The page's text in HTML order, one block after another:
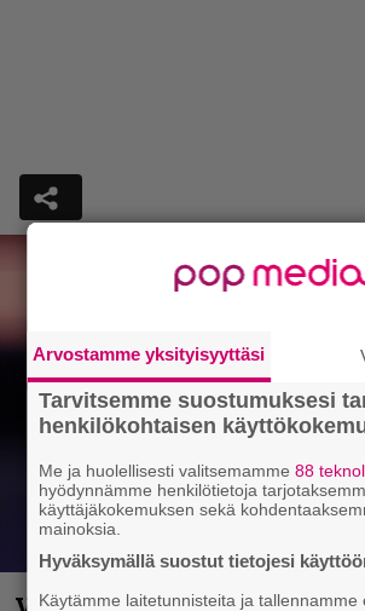
Arvostamme yksityisyyttäsi
Tarvitsemme suostumuksesi
henkilökohtaisen
Me ja huolellisesti valitsemamme88
hyödynnämme henkilötietoja
käyttäjäkokemuksen sekä
mainoksia.
Hyväksymällä suostut tietojesi
Käytämme laitetunnisteita ja tallennamme